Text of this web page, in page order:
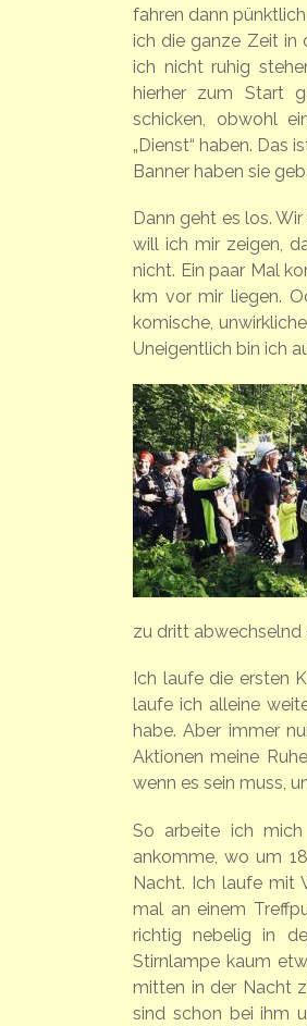
fahren dann
ich die ganze Zeit in
ich nicht ruhig
hierher zum Start
schicken, obwohl
„Dienst“ haben. Das
Banner haben sie
Dann geht es los.
will ich mir zeigen,
nicht. Ein paar Mal
km vor mir liegen.
komische,
Uneigentlich bin ich
zu dritt abwechselnd
Ich laufe die ersten
laufe ich alleine
habe. Aber immer
Aktionen meine
wenn es sein muss,
So arbeite ich
ankomme, wo um
Nacht. Ich laufe mit
mal an einem
richtig nebelig in
Stirnlampe kaum
mitten in der Nacht
sind schon bei ihm